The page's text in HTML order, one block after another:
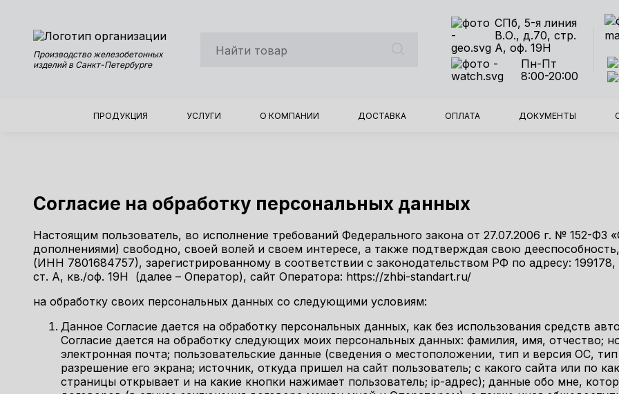
Производство железобетонных
изделий в Санкт-Петербурге
СПб, 5-я линия
В.О., д.70, стр.
А, оф. 19Н
Пн-Пт
8:00-20:00
ПРОДУКЦИЯ УСЛУГИ О КОМПАНИИ ДОСТАВКА ОПЛАТА ДОКУМЕНТЫ
Согласие на обработку персональных данных
Настоящим пользователь, во исполнение требований Федерального закона от 27.07.2006 г. № 152-
дополнениями) свободно, своей волей и своем интересе, а также подтверждая свою
(ИНН 7801684757), зарегистрированному в соответствии с законодательством РФ по адресу:
ст. А, кв./оф. 19Н (далее – Оператор), сайт Оператора: https://zhbi-standart.ru/
на обработку своих персональных данных со следующими условиям:
Данное Согласие дается на обработку персональных данных, как без использования средств
Согласие дается на обработку следующих моих персональных данных: фамилия, имя, отчество;
электронная почта; пользовательские данные (сведения о местоположении, тип и версия ОС,
разрешение его экрана; источник, откуда пришел на сайт пользователь; с какого сайта или по
страницы открывает и на какие кнопки нажимает пользователь; ip-адрес); данные обо мне,